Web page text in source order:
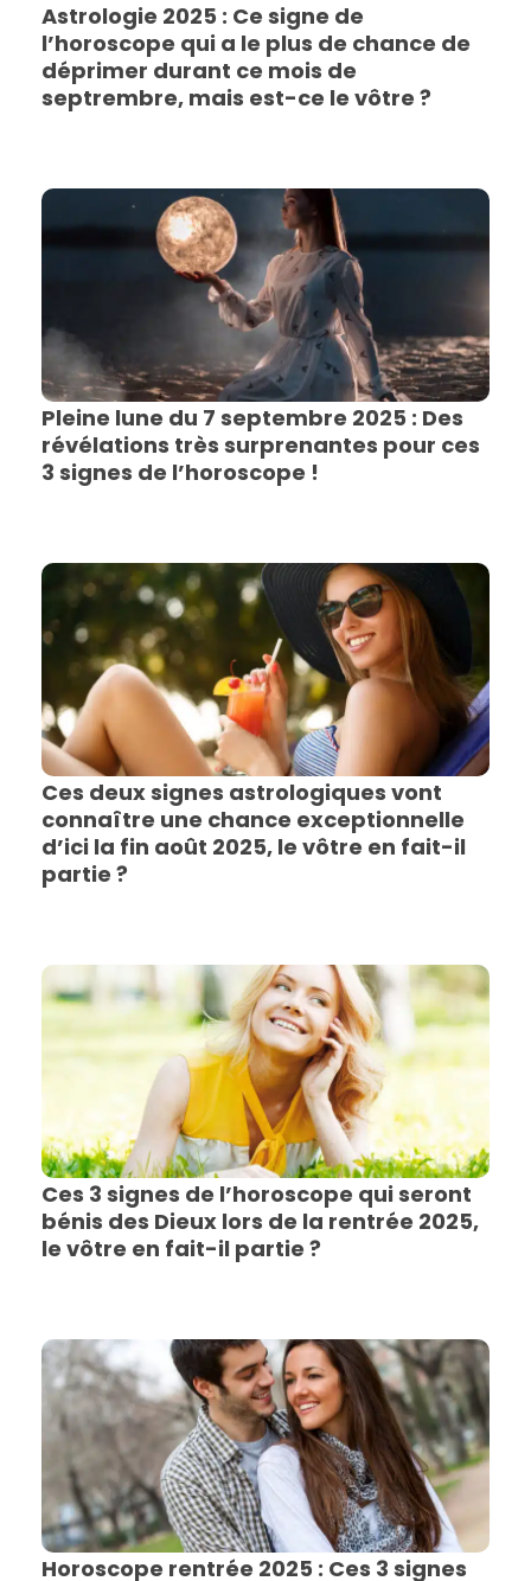
Astrologie 2025 : Ce signe de
l’horoscope qui a le plus de chance de
déprimer durant ce mois de
septrembre, mais est-ce le vôtre ?
Pleine lune du 7 septembre 2025 : Des
révélations très surprenantes pour ces
3 signes de l’horoscope !
Ces deux signes astrologiques vont
connaître une chance exceptionnelle
d’ici la fin août 2025, le vôtre en fait-il
partie ?
Ces 3 signes de l’horoscope qui seront
bénis des Dieux lors de la rentrée 2025,
le vôtre en fait-il partie ?
Horoscope rentrée 2025 : Ces 3 signes